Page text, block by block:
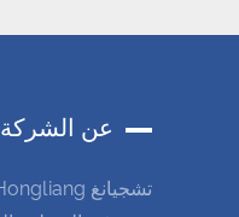
عن الشركة